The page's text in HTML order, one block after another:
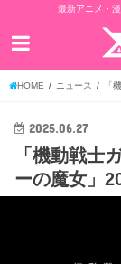
最新アニメ・
HOME ニュース 「
2025.06.27
「機動戦士
ーの魔女」